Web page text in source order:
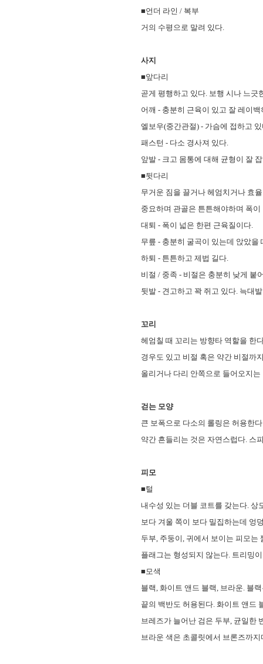
■언더 라인 / 복부
거의 수평으로 말려 있다.
사지
■앞다리
곧게 평행하고 있다. 보행 시나 느긋
어깨 - 충분히 근육이 있고 잘 레이백
엘보우(중간관절) - 가슴에 접하고
패스턴 - 다소 경사져 있다.
앞발 - 크고 몸통에 대해 균형이 잘
■뒷다리
무거운 짐을 끌거나 헤엄치거나 효
중요하며 관골은 튼튼해야하며 폭이
대퇴 - 폭이 넓은 한편 근육질이다.
무릎 - 충분히 굴곡이 있는데 앉았
하퇴 - 튼튼하고 제법 길다.
비절 / 중족 - 비절은 충분히 낮게 붙
뒷발 - 견고하고 꽉 쥐고 있다. 늑대
꼬리
헤엄칠 때 꼬리는 방향타 역할을 한
경우도 있고 비절 혹은 약간 비절까
올리거나 다리 안쪽으로 들어오지는
걷는 모양
큰 보폭으로 다소의 롤링은 허용한
약간 흔들리는 것은 자연스럽다. 스
피모
■털
내수성 있는 더블 코트를 갖는다. 상
보다 겨울 쪽이 보다 밀집하는데 엉
두부, 주둥이, 귀에서 보이는 피모는
플래그는 형성되지 않는다. 트리밍
■모색
블랙, 화이트 앤드 블랙, 브라운. 블
끝의 백반도 허용된다. 화이트 앤드
브레즈가 늘어난 검은 두부, 균일한
브라운 색은 초콜릿에서 브론즈까